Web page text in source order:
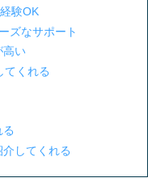
験OK
ズなサポート
高い
てくれる
してくれる